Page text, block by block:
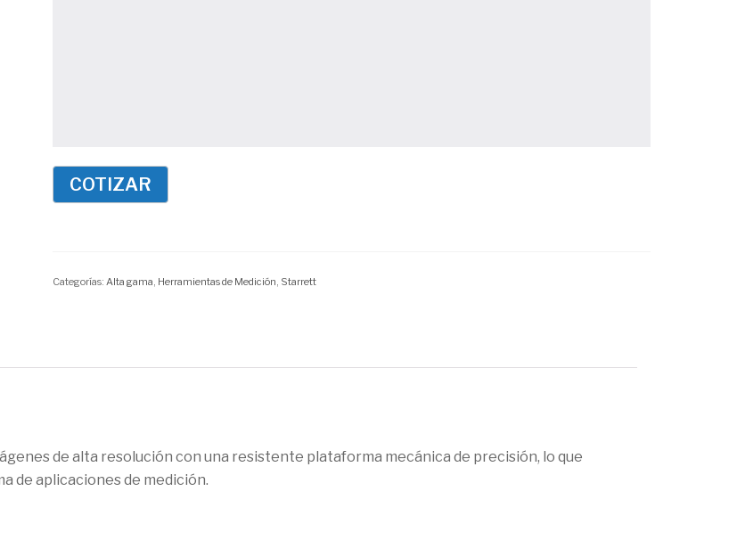
Categorías:Alta gama, Herramientas de Medición, Starrett
de alta resolución con una resistente plataforma mecánica de precisión, lo que
de aplicaciones de medición.